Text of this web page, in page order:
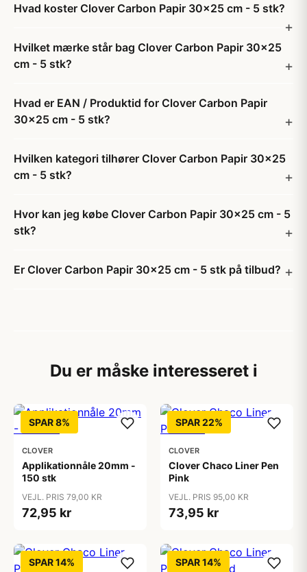
Hvad koster Clover Carbon Papir 30x25 cm - 5 stk?
Hvilket mærke står bag Clover Carbon Papir 30x25
cm - 5 stk?
Hvad er EAN / Produktid for Clover Carbon Papir
30x25 cm - 5 stk?
Hvilken kategori tilhører Clover Carbon Papir 30x25
cm - 5 stk?
Hvor kan jeg købe Clover Carbon Papir 30x25 cm - 5
stk?
Er Clover Carbon Papir 30x25 cm - 5 stk på tilbud?
Du er måske interesseret i
SPAR 8%
CLOVER
Applikationnåle 20mm -
150 stk
VEJL. PRIS 79,00 KR
72,95 kr
SPAR 22%
CLOVER
Clover Chaco Liner Pen
Pink
VEJL. PRIS 95,00 KR
73,95 kr
SPAR 14% SPAR 14%